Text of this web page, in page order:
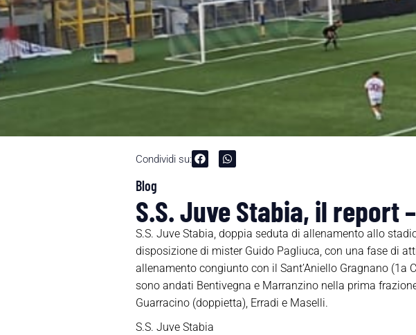
Condividi su:
Blog
S.S. Juve Stabia, il report
S.S. Juve Stabia, doppia seduta di allenamento allo
disposizione di mister Guido Pagliuca, con una fase di
allenamento congiunto con il Sant’Aniello Gragnano
sono andati Bentivegna e Marranzino nella prima
Guarracino (doppietta), Erradi e Maselli.
S.S. Juve Stabia